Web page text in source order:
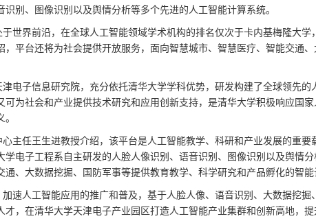
别、图像识别以及舆情分析等多个先进的人工智能计算系统。
界前沿，在全球人工智能领域学术机构的排名仅次于卡内基梅隆大学
平台还将为社会提供开放服务，面向智慧城市、智慧医疗、智能交通
子信息研究院，充分依托清华大学学科优势，研发构建了全球领先
为社会和产业提供技术研究和应用创新支持，是清华大学积极响应国
任王生进教授介绍，该平台是人工智能教学、科研和产业发展的重要
电子工程系自主研发的人脸人像识别、语音识别、图像识别以及舆情
、大数据挖掘、国防军事等提供教育教学、科学研究和产品孵化的智能
人工智能应用的推广和普及，基于人脸人像、语音识别、大数据挖掘
，在清华大学天津电子产业园区打造人工智能产业集群和创新高地，